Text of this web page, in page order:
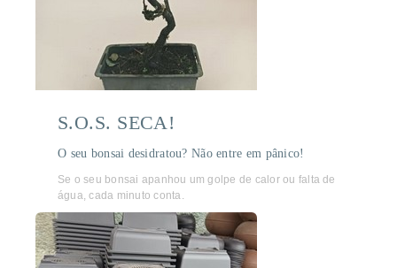
S.O.S. SECA!
O seu bonsai desidratou? Não entre em pânico!
Se o seu bonsai apanhou um golpe de calor ou falta de
água, cada minuto conta.